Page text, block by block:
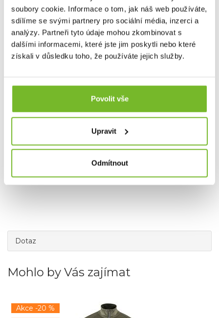
soubory cookie. Informace o tom, jak náš web používáte,
sdílíme se svými partnery pro sociální média, inzerci a
analýzy. Partneři tyto údaje mohou zkombinovat s
dalšími informacemi, které jste jim poskytli nebo které
získali v důsledku toho, že používáte jejich služby.
Povolit vše
Upravit
Odmítnout
suchu, teple a stylu. Přidejte se k tisícům spokojených
zákazníků a objevte, proč je Grundéns synonymem pro
nejlepší rybářské oblečení na trhu.
Společnost MORIS design s.r.o., provozovateleshopu
Dotaz
Mohlo by Vás zajímat
Akce -20 %